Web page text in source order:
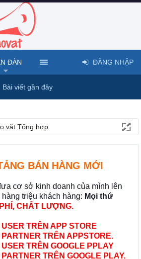
vặt Tổng hợp
BÁN HÀNG MỚI
cơ sở kinh doanh của mình lên
triệu khách hàng: Mọi thứ
CHẤT LƯỢNG.
TRÊN APP STORE
TRÊN APPSTORE.
TRÊN GOOGLE PPLAY
TRÊN GOOGLE PLAY.
ĐÀN
Bài viết gần đây
ĐĂNG NHẬP